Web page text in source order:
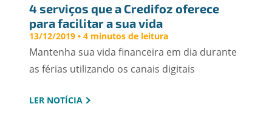
4 serviços que a Credifoz oferece
para facilitar a sua vida
13/12/2019 • 4 minutos de leitura
Mantenha sua vida financeira em dia durante
as férias utilizando os canais digitais
LER NOTÍCIA